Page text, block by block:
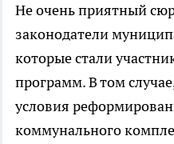
Не очень приятный
законодатели
которые стали
программ. В том
условия
коммунального